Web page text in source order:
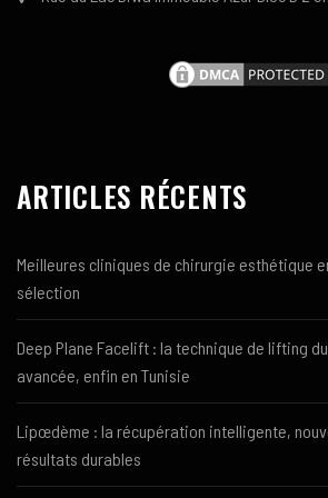
ARTICLES RÉCENTS
Meilleures cliniques de chirurgie esthétique
sélection
Deep Plane Facelift : la technique de lifting
avancée, enfin en Tunisie
Lipœdème : la récupération intelligente,
résultats durables